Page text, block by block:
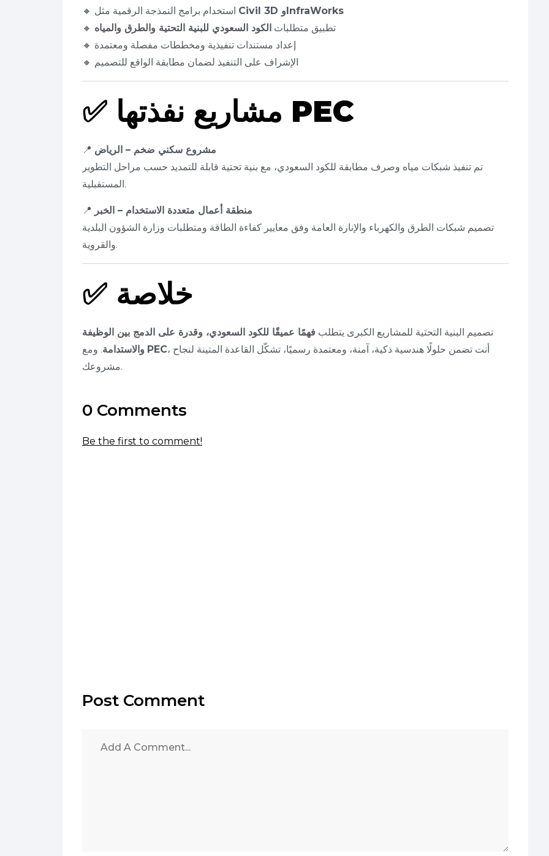
Civil 3D وInfraWorks
🔸 تطبيق متطلبات الكود السعودي للبنية التحتية والطرق والمياه
🔸 إعداد مستندات تنفيذية ومخططات مفصلة ومعتمدة
🔸 الإشراف على التنفيذ لضمان مطابقة الواقع للتصميم
✅ مشاريع نفذتها PEC
📍 مشروع سكني ضخم – الرياض
تم تنفيذ شبكات مياه وصرف مطابقة للكود السعودي، مع بنية تحتية قابلة للتمديد حسب مراحل التطوير
المستقبلية.
📍 منطقة أعمال متعددة الاستخدام – الخبر
تصميم شبكات الطرق والكهرباء والإنارة العامة وفق معايير كفاءة الطاقة ومتطلبات وزارة الشؤون البلدية
والقروية.
✅ خلاصة
تصميم البنية التحتية للمشاريع الكبرى يتطلب فهمًا عميقًا للكود السعودي، وقدرة على الدمج بين الوظيفة
والاستدامة PEC، أنت تضمن حلولًا هندسية ذكية، آمنة، ومعتمدة رسميًا، تشكّل القاعدة المتينة لنجاح
مشروعك.
0 Comments
Be the first to comment!
Post Comment